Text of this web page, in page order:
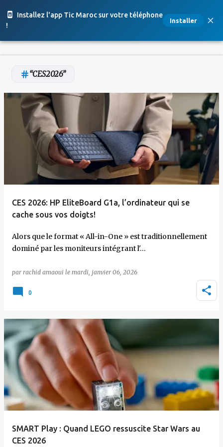
Installez l'app Tic Maroc sur votre téléphone
!
Installer
Accéder au contenu principal
CES2026
CES 2026: HP EliteBoard G1a, l’ordinateur qui se
cache sous vos doigts!
Alors que le format « All-in-One » est traditionnellement
dominé par les moniteurs intégrant l'…
par rachid amaoui le mardi, janvier 06, 2026
0
SMART Play : Quand LEGO ressuscite Star Wars au
CES 2026